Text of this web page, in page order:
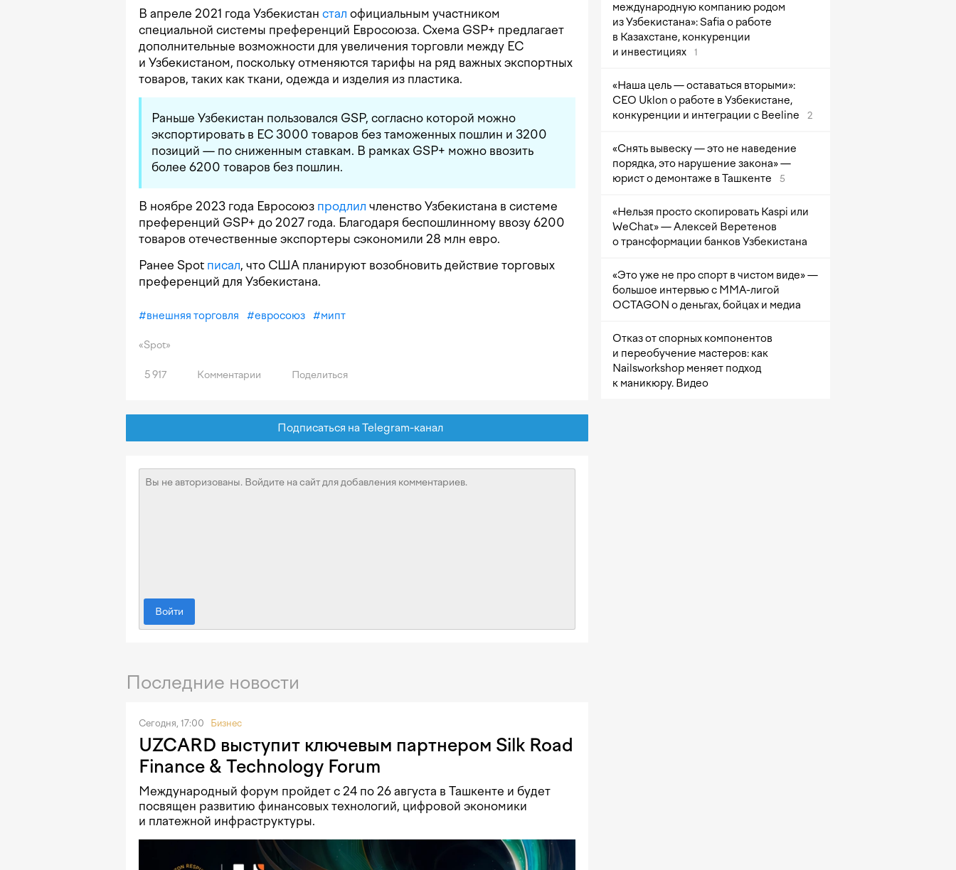
В апреле 2021 года Узбекистан стал официальным участником
специальной системы преференций Евросоюза. Схема GSP+ предлагает
дополнительные возможности для увеличения торговли между ЕС
и Узбекистаном, поскольку отменяются тарифы на ряд важных экспортных
товаров, таких как ткани, одежда и изделия из пластика.
Раньше Узбекистан пользовался GSP, согласно которой можно
экспортировать в ЕС 3000 товаров без таможенных пошлин и 3200
позиций — по сниженным ставкам. В рамках GSP+ можно ввозить
более 6200 товаров без пошлин.
В ноябре 2023 года Евросоюз продлил членство Узбекистана в системе
преференций GSP+ до 2027 года. Благодаря беспошлинному ввозу 6200
товаров отечественные экспортеры сэкономили 28 млн евро.
Ранее Spot писал, что США планируют возобновить действие торговых
преференций для Узбекистана.
#внешняя торговля #евросоюз #мипт
«Spot»
5 917 Комментарии Поделиться
Подписаться на Telegram-канал
Войти
Последние новости
Сегодня, 17:00 Бизнес
UZCARD выступит ключевым партнером Silk Road
Finance & Technology Forum
Международный форум пройдет с 24 по 26 августа в Ташкенте и будет
посвящен развитию финансовых технологий, цифровой экономики
и платежной инфраструктуры.
международную компанию родом
из Узбекистана»: Safia о работе
в Казахстане, конкуренции
и инвестициях
1
«Наша цель — оставаться вторыми»:
CEO Uklon о работе в Узбекистане,
конкуренции и интеграции с Beeline
2
«Снять вывеску — это не наведение
порядка, это нарушение закона» —
юрист о демонтаже в Ташкенте
5
«Нельзя просто скопировать Kaspi или
WeChat» — Алексей Веретенов
о трансформации банков Узбекистана
«Это уже не про спорт в чистом виде» —
большое интервью с ММА-лигой
OCTAGON о деньгах, бойцах и медиа
Отказ от спорных компонентов
и переобучение мастеров: как
Nailsworkshop меняет подход
к маникюру. Видео